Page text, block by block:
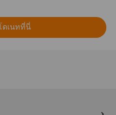
ดเนทที่นี่